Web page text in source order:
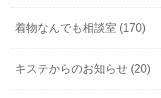
着物なんでも相談室 (170)
キステからのお知らせ (20)